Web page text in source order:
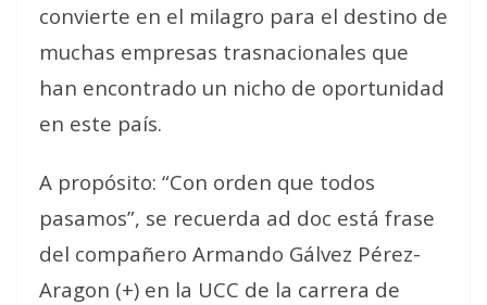
convierte en el milagro para el destino de
muchas empresas trasnacionales que
han encontrado un nicho de oportunidad
en este país.
A propósito: “Con orden que todos
pasamos”, se recuerda ad doc está frase
del compañero Armando Gálvez Pérez-
Aragon (+) en la UCC de la carrera de